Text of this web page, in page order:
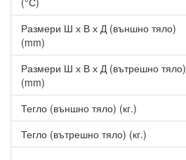
Размери Ш х В х Д (външно тяло)
(mm)
Размери Ш х В х Д (вътрешно тяло)
(mm)
Тегло (външно тяло) (кг.)
Тегло (вътрешно тяло) (кг.)